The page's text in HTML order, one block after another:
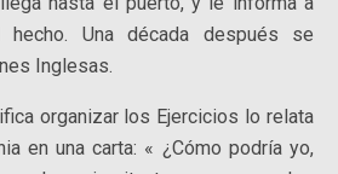
hecho. Una década después se
Inglesas.
organizar los Ejercicios lo relata
en una carta: « ¿Cómo podría yo,